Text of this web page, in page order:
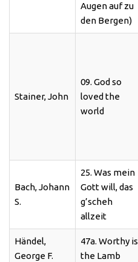
Augen auf zu
den Bergen)
Stainer, John
09. God so
loved the
world
Bach, Johann
S.
25. Was mein
Gott will, das
g’scheh
allzeit
Händel,
George F.
47a. Worthy is
the Lamb